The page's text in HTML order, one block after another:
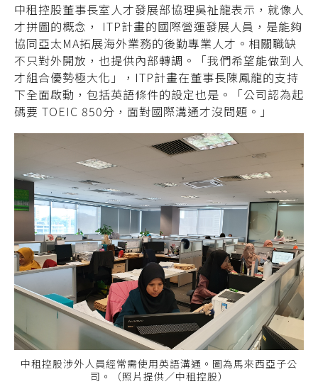
中租控股董事長室人才發展部協理吳祉龍表示，就像人
才拼圖的概念， ITP計畫的國際營運發展人員，是能夠
協同亞太MA拓展海外業務的後勤專業人才。相關職缺
不只對外開放， 也提供內部轉調。「我們希望能做到人
才組合優勢極大化」，ITP計畫在董事長陳鳳龍的支持
下全面啟動，包括英語條件的設定也是。「公司認為起
碼要 TOEIC 850分，面對國際溝通才沒問題。」
中租控股涉外人員經常需使用英語溝通。圖為馬來西亞子公
司。（照片提供／中租控股）